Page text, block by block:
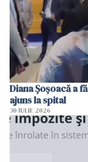
Diana Șoșoacă a
ajuns la spital
30 IULIE 2026